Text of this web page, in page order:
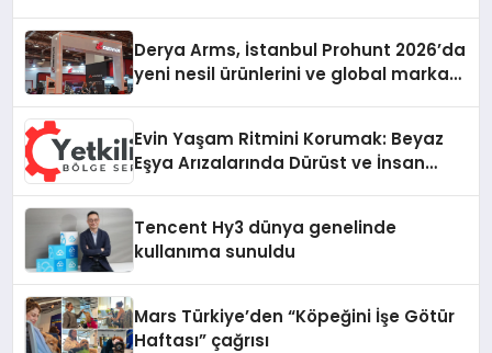
Derya Arms, İstanbul Prohunt 2026’da
yeni nesil ürünlerini ve global marka
Evin Yaşam Ritmini Korumak: Beyaz
Eşya Arızalarında Dürüst ve İnsan
Tencent Hy3 dünya genelinde
kullanıma sunuldu
Mars Türkiye’den “Köpeğini İşe Götür
Haftası” çağrısı